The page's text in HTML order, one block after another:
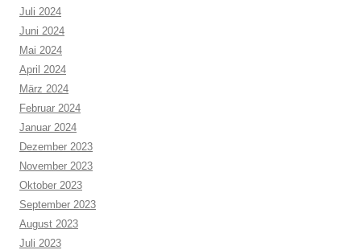
Juli 2024
Juni 2024
Mai 2024
April 2024
März 2024
Februar 2024
Januar 2024
Dezember 2023
November 2023
Oktober 2023
September 2023
August 2023
Juli 2023